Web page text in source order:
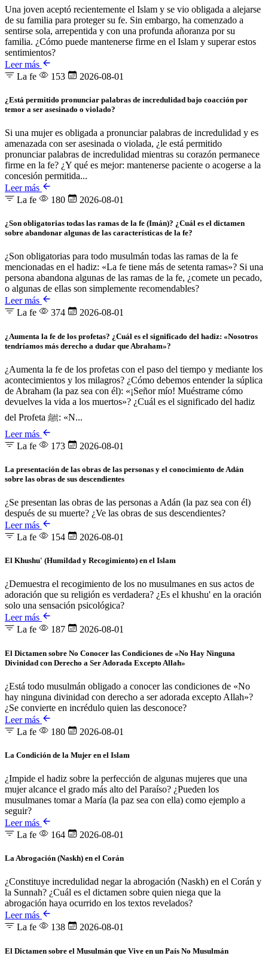
Una joven aceptó recientemente el Islam y se vio obligada a alejarse
de su familia para proteger su fe. Sin embargo, ha comenzado a
sentirse sola, arrepentida y con una profunda añoranza por su
familia. ¿Cómo puede mantenerse firme en el Islam y superar estos
sentimientos?
Leer más
La fe
153 2026-08-01
¿Está permitido pronunciar palabras de incredulidad bajo coacción por
temor a ser asesinado o violado?
Si una mujer es obligada a pronunciar palabras de incredulidad y es
amenazada con ser asesinada o violada, ¿le está permitido
pronunciar palabras de incredulidad mientras su corazón permanece
firme en la fe? ¿Y qué es mejor: mantenerse paciente o acogerse a la
concesión permitida...
Leer más
La fe
180 2026-08-01
¿Son obligatorias todas las ramas de la fe (Imán)? ¿Cuál es el dictamen
sobre abandonar algunas de las características de la fe?
¿Son obligatorias para todo musulmán todas las ramas de la fe
mencionadas en el hadiz: «La fe tiene más de setenta ramas»? Si una
persona abandona algunas de las ramas de la fe, ¿comete un pecado,
o algunas de ellas son simplemente recomendables?
Leer más
La fe
374 2026-08-01
¿Aumenta la fe de los profetas? ¿Cuál es el significado del hadiz: «Nosotros
tendríamos más derecho a dudar que Abraham»?
¿Aumenta la fe de los profetas con el paso del tiempo y mediante los
acontecimientos y los milagros? ¿Cómo debemos entender la súplica
de Abraham (la paz sea con él): «¡Señor mío! Muéstrame cómo
devuelves la vida a los muertos»? ¿Cuál es el significado del hadiz
del Profeta ﷺ: «N...
Leer más
La fe
173 2026-08-01
La presentación de las obras de las personas y el conocimiento de Adán
sobre las obras de sus descendientes
¿Se presentan las obras de las personas a Adán (la paz sea con él)
después de su muerte? ¿Ve las obras de sus descendientes?
Leer más
La fe
154 2026-08-01
El Khushu' (Humildad y Recogimiento) en el Islam
¿Demuestra el recogimiento de los no musulmanes en sus actos de
adoración que su religión es verdadera? ¿Es el khushu' en la oración
solo una sensación psicológica?
Leer más
La fe
187 2026-08-01
El Dictamen sobre No Conocer las Condiciones de «No Hay Ninguna
Divinidad con Derecho a Ser Adorada Excepto Allah»
¿Está todo musulmán obligado a conocer las condiciones de «No
hay ninguna divinidad con derecho a ser adorada excepto Allah»?
¿Se convierte en incrédulo quien las desconoce?
Leer más
La fe
180 2026-08-01
La Condición de la Mujer en el Islam
¿Impide el hadiz sobre la perfección de algunas mujeres que una
mujer alcance el grado más alto del Paraíso? ¿Pueden los
musulmanes tomar a María (la paz sea con ella) como ejemplo a
seguir?
Leer más
La fe
164 2026-08-01
La Abrogación (Naskh) en el Corán
¿Constituye incredulidad negar la abrogación (Naskh) en el Corán y
la Sunnah? ¿Cuál es el dictamen sobre quien niega que la
abrogación haya ocurrido en los textos revelados?
Leer más
La fe
138 2026-08-01
El Dictamen sobre el Musulmán que Vive en un País No Musulmán